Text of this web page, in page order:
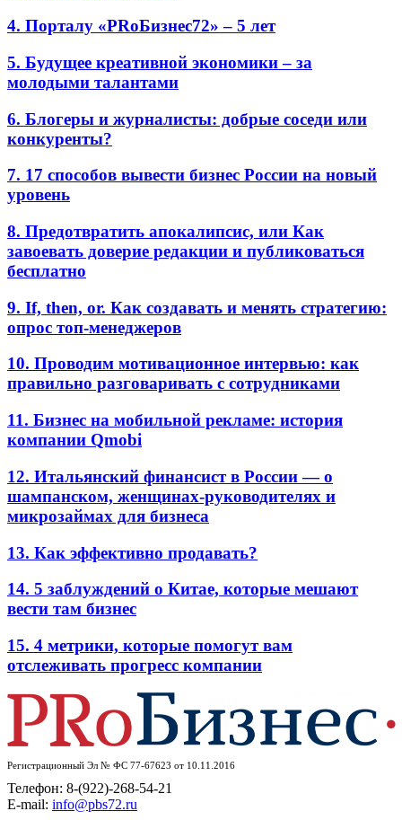
4. Порталу «PRоБизнес72» – 5 лет
5. Будущее креативной экономики – за
молодыми талантами
6. Блогеры и журналисты: добрые соседи или
конкуренты?
7. 17 способов вывести бизнес России на новый
уровень
8. Предотвратить апокалипсис, или Как
завоевать доверие редакции и публиковаться
бесплатно
9. If, then, or. Как создавать и менять стратегию:
опрос топ-менеджеров
10. Проводим мотивационное интервью: как
правильно разговаривать с сотрудниками
11. Бизнес на мобильной рекламе: история
компании Qmobi
12. Итальянский финансист в России — о
шампанском, женщинах-руководителях и
микрозаймах для бизнеса
13. Как эффективно продавать?
14. 5 заблуждений о Китае, которые мешают
вести там бизнес
15. 4 метрики, которые помогут вам
отслеживать прогресс компании
Регистрационный Эл № ФС 77-67623 от 10.11.2016
Телефон: 8-(922)-268-54-21
E-mail: info@pbs72.ru